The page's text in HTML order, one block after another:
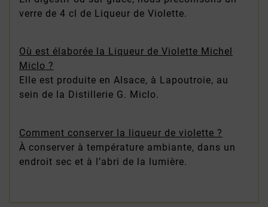
verre de 4 cl de Liqueur de Violette.
Où est élaborée la Liqueur de Violette Michel
Miclo ?
Elle est produite en Alsace, à Lapoutroie, au
sein de la Distillerie G. Miclo.
Comment conserver la liqueur de violette ?
À conserver à température ambiante, dans un
endroit sec et à l’abri de la lumière.